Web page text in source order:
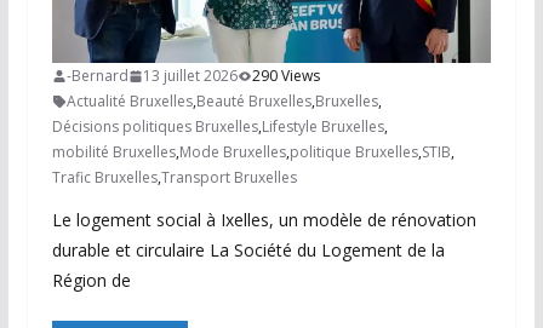
-Bernard 13 juillet 2026
290 Views
Actualité Bruxelles,Beauté Bruxelles,Bruxelles,
Décisions politiques Bruxelles,Lifestyle Bruxelles,
mobilité Bruxelles,Mode Bruxelles,politique Bruxelles,STIB,
Trafic Bruxelles,Transport Bruxelles
Le logement social à Ixelles, un modèle de rénovation
durable et circulaire La Société du Logement de la
Région de